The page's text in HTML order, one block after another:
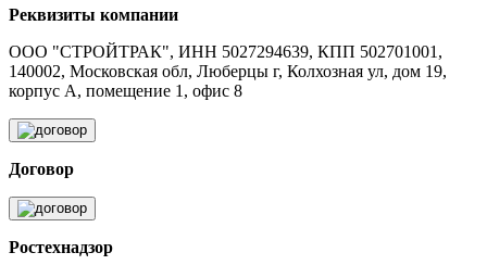
Реквизиты компании
ООО "СТРОЙТРАК", ИНН 5027294639, КПП 502701001,
140002, Московская обл, Люберцы г, Колхозная ул, дом 19,
корпус А, помещение 1, офис 8
Договор
Ростехнадзор